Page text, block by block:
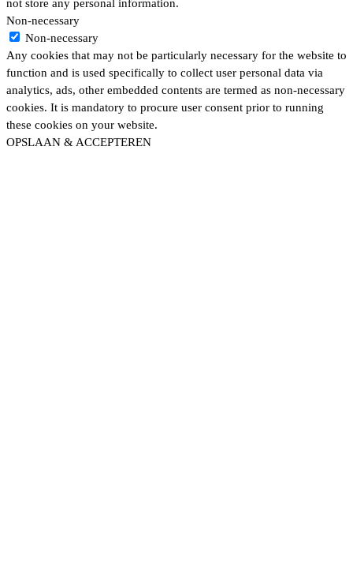
not store any personal information.
Non-necessary
Non-necessary
Any cookies that may not be particularly necessary for the website to
function and is used specifically to collect user personal data via
analytics, ads, other embedded contents are termed as non-necessary
cookies. It is mandatory to procure user consent prior to running
these cookies on your website.
OPSLAAN & ACCEPTEREN